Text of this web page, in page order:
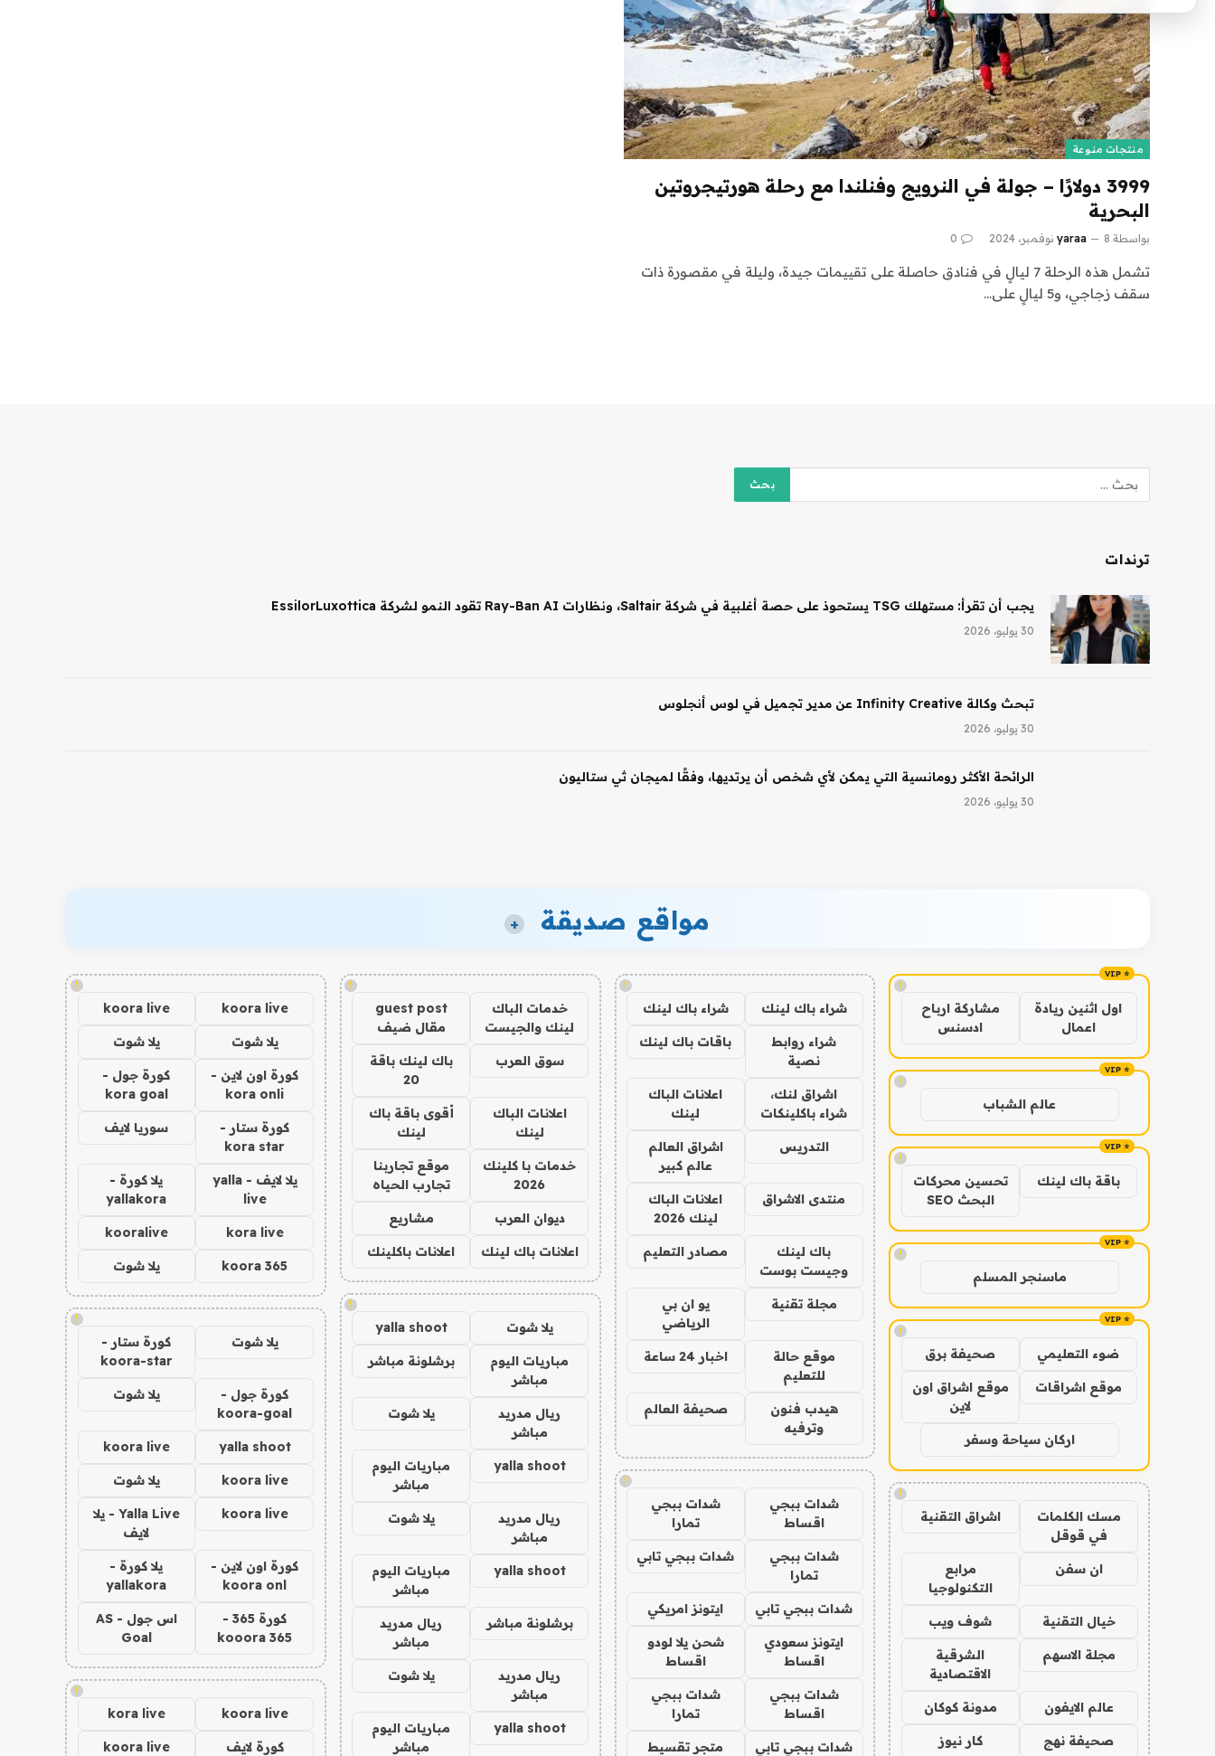
منتجات منوعة
3999 دولارًا – جولة في النرويج وفنلندا مع رحلة هورتيجروتين
البحرية
بواسطة yaraa 8 نوفمبر، 2024 0
تشمل هذه الرحلة 7 ليالٍ في فنادق حاصلة على تقييمات جيدة، وليلة في مقصورة ذات
سقف زجاجي، و5 ليالٍ على…
ترندات
يجب أن تقرأ: مستهلك TSG يستحوذ على حصة أغلبية في شركة Saltair، ونظارات Ray-Ban AI تقود النمو لشركة EssilorLuxottica
30 يوليو، 2026
تبحث وكالة Infinity Creative عن مدير تجميل في لوس أنجلوس
30 يوليو، 2026
الرائحة الأكثر رومانسية التي يمكن لأي شخص أن يرتديها، وفقًا لميجان ثي ستاليون
30 يوليو، 2026
مواقع صديقة +
!
اول اثنين ريادة
اعمال
مشاركة ارباح
ادسنس
!
عالم الشباب
!
باقة باك لينك
تحسين محركات
البحث SEO
!
ماسنجر المسلم
!
ضوء التعليمي صحيفة برق
موقع اشراقات
موقع اشراق اون
لاين
اركان سياحة وسفر
!
مسك الكلمات
في قوقل
اشراق التقنية
ان سفن
مرابع
التكنولوجيا
خيال التقنية شوف ويب
مجلة الاسهم
الشرقية
الاقتصادية
عالم الايفون مدونة كوكان
صحيفة نهج كار نيوز
!
شراء باك لينك شراء باك لينك
شراء روابط
نصية
باقات باك لينك
اشراق لنك،
شراء باكلينكات
اعلانات الباك
لينك
التدريس
اشراق العالم
عالم كبير
منتدى الاشراق
اعلانات الباك
لينك 2026
باك لينك
وجيست بوست
مصادر التعليم
مجلة تقنية
يو ان بي
الرياضي
موقع حالة
للتعليم
اخبار 24 ساعة
هيدب فنون
وترفيه
صحيفة العالم
!
شدات ببجي
اقساط
شدات ببجي
تمارا
شدات ببجي
تمارا
شدات ببجي تابي
شدات ببجي تابي ايتونز امريكي
ايتونز سعودي
اقساط
شحن يلا لودو
اقساط
شدات ببجي
اقساط
شدات ببجي
تمارا
شدات ببجي تابي متجر تقسيط
!
خدمات الباك
لينك والجيست
guest post
مقال ضيف
سوق العرب
باك لينك باقة
20
اعلانات الباك
لينك
أقوى باقة باك
لينك
خدمات با كلينك
2026
موقع تجاربنا
تجارب الحياه
ديوان العرب مشاريع
اعلانات باك لينك اعلانات باكلينك
!
يلا شوت yalla shoot
مباريات اليوم
مباشر
برشلونة مباشر
ريال مدريد
مباشر
يلا شوت
yalla shoot
مباريات اليوم
مباشر
ريال مدريد
مباشر
يلا شوت
yalla shoot
مباريات اليوم
مباشر
برشلونة مباشر
ريال مدريد
مباشر
ريال مدريد
مباشر
يلا شوت
yalla shoot
مباريات اليوم
مباشر
!
koora live
koora live
يلا شوت يلا شوت
كورة اون لاين -
kora onli
كورة جول -
kora goal
كورة ستار -
kora star
سوريا لايف
يلا لايف - yalla
live
يلا كورة -
yallakora
kora live
kooralive
koora 365 يلا شوت
!
يلا شوت
كورة ستار -
koora-star
كورة جول -
koora-goal
يلا شوت
yalla shoot
koora live
koora live يلا شوت
koora live
Yalla Live - يلا
لايف
كورة اون لاين -
koora onl
يلا كورة -
yallakora
كورة 365 -
kooora 365
اس جول - AS
Goal
!
koora live
kora live
كورة لايف koora live